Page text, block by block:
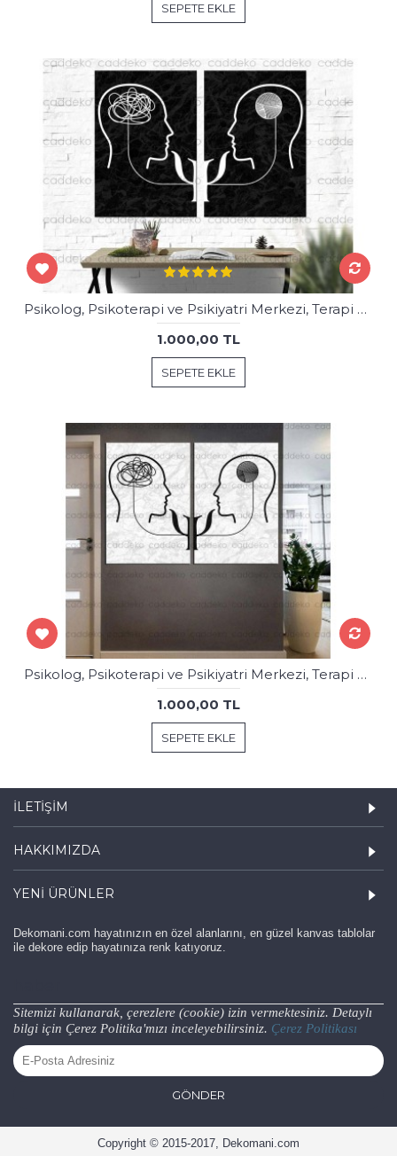
SEPETE EKLE
Psikolog, Psikoterapi ve Psikiyatri Merkezi, Terapi Odası Tabloları dkm-psk-k1-1-2
1.000,00 TL
SEPETE EKLE
Psikolog, Psikoterapi ve Psikiyatri Merkezi, Terapi Odası Tabloları dkm-psk-k1-2-3
1.000,00 TL
SEPETE EKLE
İLETIŞIM
HAKKIMIZDA
YENI ÜRÜNLER
Dekomani.com hayatınızın en özel alanlarını, en güzel kanvas tablolar
ile dekore edip hayatınıza renk katıyoruz.
Sitemizi kullanarak, çerezlere (cookie) izin vermektesiniz. Detaylı
bilgi için Çerez Politika'mızı inceleyebilirsiniz. Çerez Politikası
GÖNDER
Copyright © 2015-2017, Dekomani.com